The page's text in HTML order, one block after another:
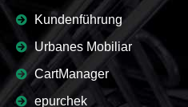
Kundenführung
Urbanes Mobiliar
CartManager
epurchek